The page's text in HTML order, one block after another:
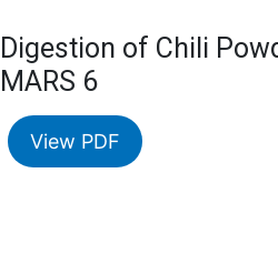
Digestion of Chili
MARS 6
View PDF